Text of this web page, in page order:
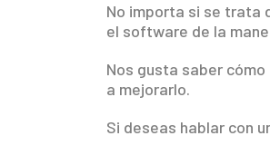
No importa si se trata
el software de la
Nos gusta saber
a mejorarlo.
Si deseas hablar con